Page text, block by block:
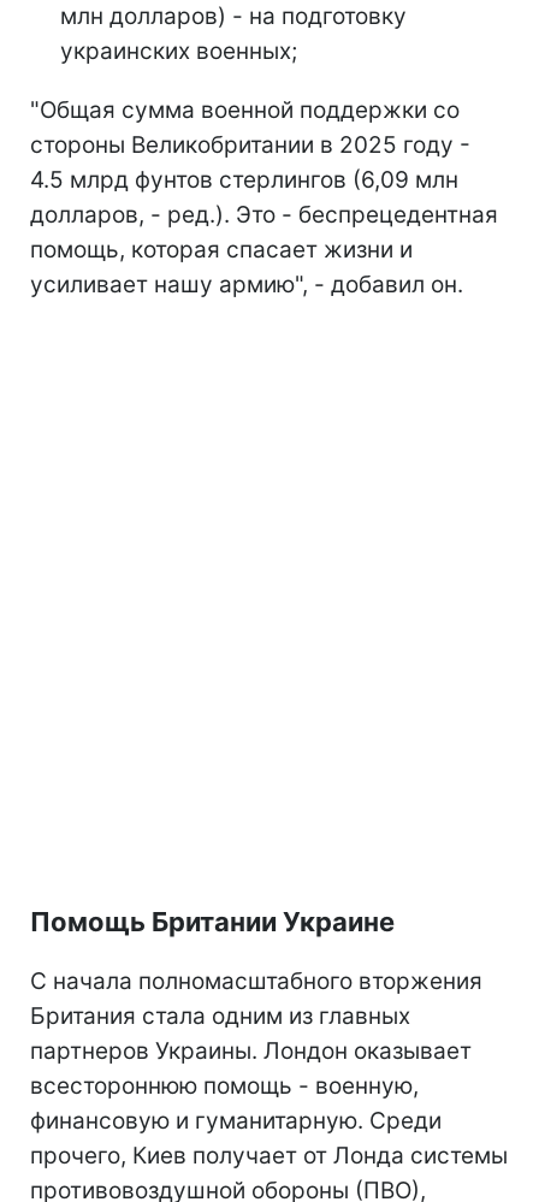
млн долларов) - на подготовку
украинских военных;
"Общая сумма военной поддержки со
стороны Великобритании в 2025 году -
4.5 млрд фунтов стерлингов (6,09 млн
долларов, - ред.). Это - беспрецедентная
помощь, которая спасает жизни и
усиливает нашу армию", - добавил он.
Помощь Британии Украине
С начала полномасштабного вторжения
Британия стала одним из главных
партнеров Украины. Лондон оказывает
всестороннюю помощь - военную,
финансовую и гуманитарную. Среди
прочего, Киев получает от Лонда системы
противовоздушной обороны (ПВО),